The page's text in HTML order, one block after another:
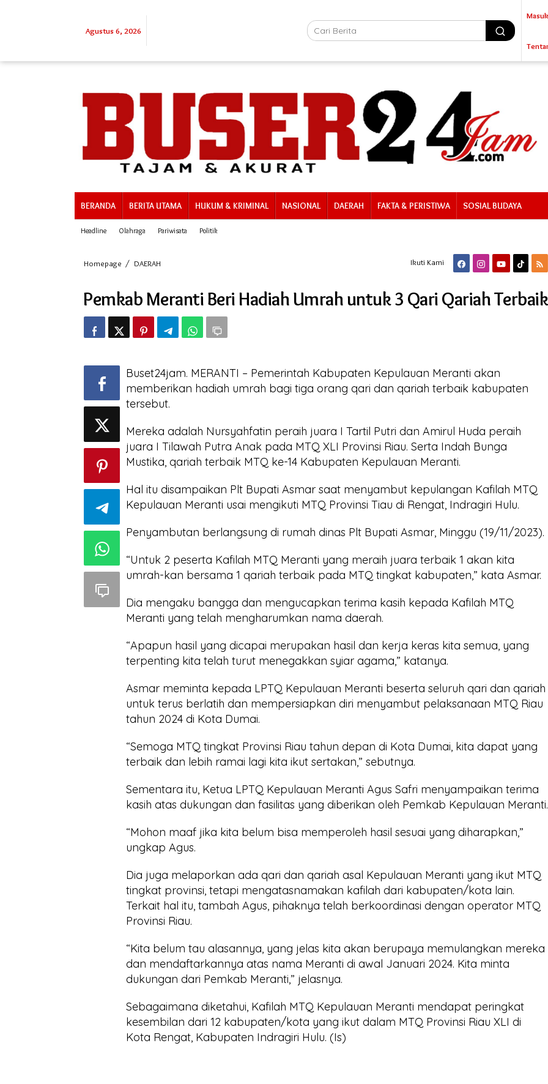
Agustus 6, 2026
BERANDA BERITA UTAMA HUKUM & KRIMINAL NASIONAL DAERAH FAKTA & PERISTIWA SOSIAL BUDAYA
Headline Olahraga Pariwisata Politik
Homepage / DAERAH
Hadiah
Umrah
untuk
3
Qari
Ikuti Kami
Pemkab Meranti Beri Hadiah Umrah untuk 3 Qari Qariah Terbaik
Buset24jam. MERANTI – Pemerintah Kabupaten Kepulauan Meranti akan
memberikan hadiah umrah bagi tiga orang qari dan qariah terbaik kabupaten
tersebut.
Mereka adalah Nursyahfatin peraih juara I Tartil Putri dan Amirul Huda peraih
juara I Tilawah Putra Anak pada MTQ XLI Provinsi Riau. Serta Indah Bunga
Mustika, qariah terbaik MTQ ke-14 Kabupaten Kepulauan Meranti.
Hal itu disampaikan Plt Bupati Asmar saat menyambut kepulangan Kafilah MTQ
Kepulauan Meranti usai mengikuti MTQ Provinsi Tiau di Rengat, Indragiri Hulu.
Penyambutan berlangsung di rumah dinas Plt Bupati Asmar, Minggu (19/11/2023).
“Untuk 2 peserta Kafilah MTQ Meranti yang meraih juara terbaik 1 akan kita
umrah-kan bersama 1 qariah terbaik pada MTQ tingkat kabupaten,” kata Asmar.
Dia mengaku bangga dan mengucapkan terima kasih kepada Kafilah MTQ
Meranti yang telah mengharumkan nama daerah.
“Apapun hasil yang dicapai merupakan hasil dan kerja keras kita semua, yang
terpenting kita telah turut menegakkan syiar agama,” katanya.
Asmar meminta kepada LPTQ Kepulauan Meranti beserta seluruh qari dan qariah
untuk terus berlatih dan mempersiapkan diri menyambut pelaksanaan MTQ Riau
tahun 2024 di Kota Dumai.
“Semoga MTQ tingkat Provinsi Riau tahun depan di Kota Dumai, kita dapat yang
terbaik dan lebih ramai lagi kita ikut sertakan,” sebutnya.
Sementara itu, Ketua LPTQ Kepulauan Meranti Agus Safri menyampaikan terima
kasih atas dukungan dan fasilitas yang diberikan oleh Pemkab Kepulauan Meranti.
“Mohon maaf jika kita belum bisa memperoleh hasil sesuai yang diharapkan,”
ungkap Agus.
Dia juga melaporkan ada qari dan qariah asal Kepulauan Meranti yang ikut MTQ
tingkat provinsi, tetapi mengatasnamakan kafilah dari kabupaten/kota lain.
Terkait hal itu, tambah Agus, pihaknya telah berkoordinasi dengan operator MTQ
Provinsi Riau.
“Kita belum tau alasannya, yang jelas kita akan berupaya memulangkan mereka
dan mendaftarkannya atas nama Meranti di awal Januari 2024. Kita minta
dukungan dari Pemkab Meranti,” jelasnya.
Sebagaimana diketahui, Kafilah MTQ Kepulauan Meranti mendapat peringkat
kesembilan dari 12 kabupaten/kota yang ikut dalam MTQ Provinsi Riau XLI di
Kota Rengat, Kabupaten Indragiri Hulu. (Is)